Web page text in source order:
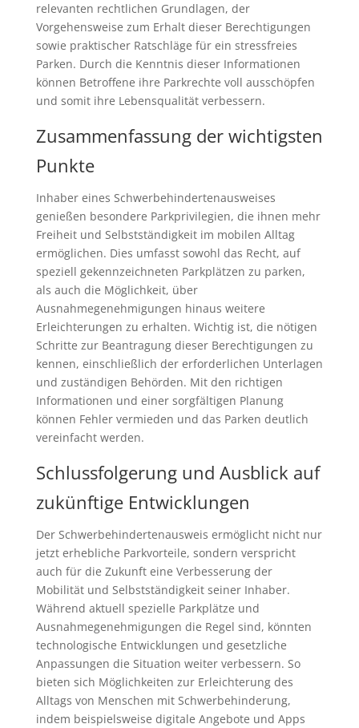
relevanten rechtlichen Grundlagen, der
Vorgehensweise zum Erhalt dieser Berechtigungen
sowie praktischer Ratschläge für ein stressfreies
Parken. Durch die Kenntnis dieser Informationen
können Betroffene ihre Parkrechte voll ausschöpfen
und somit ihre Lebensqualität verbessern.
Zusammenfassung der wichtigsten
Punkte
Inhaber eines Schwerbehindertenausweises
genießen besondere Parkprivilegien, die ihnen mehr
Freiheit und Selbstständigkeit im mobilen Alltag
ermöglichen. Dies umfasst sowohl das Recht, auf
speziell gekennzeichneten Parkplätzen zu parken,
als auch die Möglichkeit, über
Ausnahmegenehmigungen hinaus weitere
Erleichterungen zu erhalten. Wichtig ist, die nötigen
Schritte zur Beantragung dieser Berechtigungen zu
kennen, einschließlich der erforderlichen Unterlagen
und zuständigen Behörden. Mit den richtigen
Informationen und einer sorgfältigen Planung
können Fehler vermieden und das Parken deutlich
vereinfacht werden.
Schlussfolgerung und Ausblick auf
zukünftige Entwicklungen
Der Schwerbehindertenausweis ermöglicht nicht nur
jetzt erhebliche Parkvorteile, sondern verspricht
auch für die Zukunft eine Verbesserung der
Mobilität und Selbstständigkeit seiner Inhaber.
Während aktuell spezielle Parkplätze und
Ausnahmegenehmigungen die Regel sind, könnten
technologische Entwicklungen und gesetzliche
Anpassungen die Situation weiter verbessern. So
bieten sich Möglichkeiten zur Erleichterung des
Alltags von Menschen mit Schwerbehinderung,
indem beispielsweise digitale Angebote und Apps